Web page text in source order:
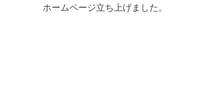
ホームページ立ち上げました。